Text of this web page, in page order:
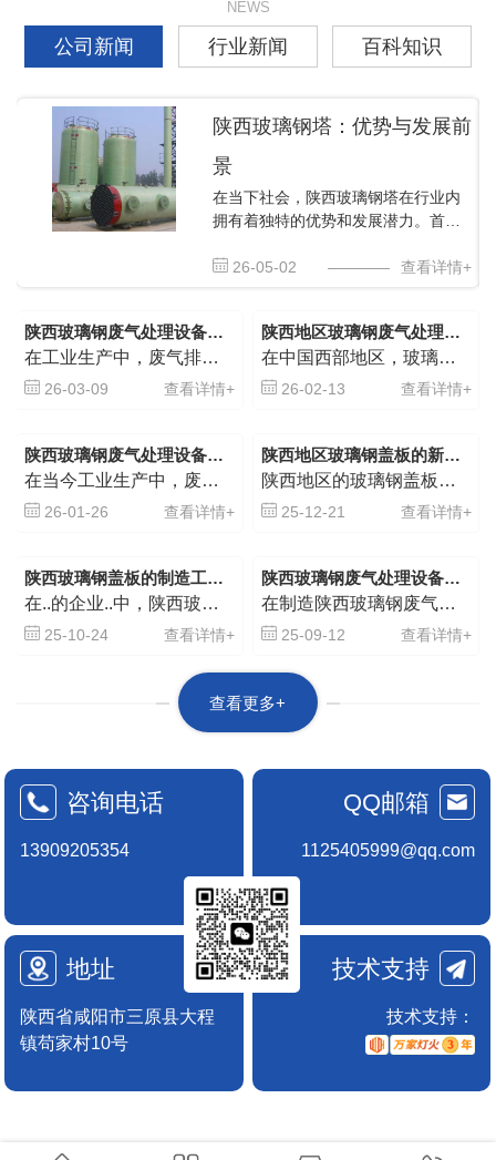
NEWS
公司新闻 行业新闻 百科知识
陕西玻璃钢塔：优势与发展前
景
在当下社会，陕西玻璃钢塔在行业内
拥有着独特的优势和发展潜力。首
身出色的承载能力，并且具备极强的
各种恶劣环...
26-05-02 ———— 查看详情+
陕西玻璃钢废气处理设备在工业排放中的应用研究
在工业生产中，废气排放一直是一个备受关注的问题。随着环保意识的不断提高，人们对于废气处理设备的需求也日益增加。陕西玻璃钢废气处理设备在这方面发挥着重要作用。玻璃钢废气处理设备通过其特殊的材质和设计，能...
26-03-09 查看详情+
陕西地区玻璃钢废气处理装置的发展现状分析
在中国西部地区，玻璃钢废气处理装置的发展一直备受关注。随着环保意识不断提升，对废气处理装置的需求也逐渐增加。陕西地区的玻璃钢废气处理装置市场近年来呈现稳步增长的态势。玻璃钢废气处理装置在陕西地区得到广...
26-02-13 查看详情+
陕西玻璃钢废气处理设备的有效性研究
在当今工业生产中，废气处理设备的重要性日益凸显。陕西玻璃钢废气处理设备一直备受关注，其有效性得到了广泛的研究。对这类设备的研究不..助于改善环境质量，还可以提高工作场所的 性。玻璃钢废气处理设备在处...
26-01-26 查看详情+
陕西地区玻璃钢盖板的新型材料研究及应用实践
陕西地区的玻璃钢盖板一直备受关注，近来更有新型材料投入研究与应用实践。这些材料在保留传统优势的同时，还展示出了诸多创新之处。从材料研究角度看，玻璃钢盖板的新型材料相对轻便且坚固耐用，具有更好的耐腐蚀性...
25-12-21 查看详情+
陕西玻璃钢盖板的制造工艺和应用领域分析
在..的企业..中，陕西玻璃钢盖板是一种备受关注的建筑材料，广泛应用于不同领域。制造这种盖板的工艺涉及多个步骤，首先是选用..原材料，然后经过精密的模具设计和制造，接着进行搅拌、成型、固化和表面处理等...
25-10-24 查看详情+
陕西玻璃钢废气处理设备的制造工艺及关键技术探讨
在制造陕西玻璃钢废气处理设备的工艺和关键技术方面，我们不断探索与实践，致力于提升产品质量和性能。首先，对原材料的选择至关重要。我们精心挑选高质量的玻璃纤维和树脂作为主要原料，..产品具有优异的耐腐蚀性...
25-09-12 查看详情+
查看更多+
咨询电话
13909205354
QQ邮箱
1125405999@qq.com
地址
陕西省咸阳市三原县大程
镇苟家村10号
技术支持
技术支持：